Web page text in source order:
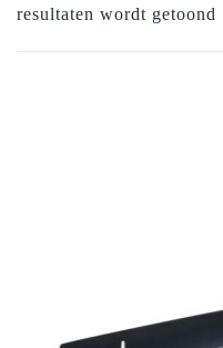
resultaten wordt getoond